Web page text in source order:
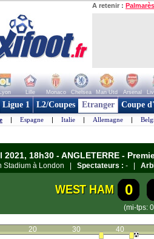
A retenir :
Lyon Lille Monaco Chelsea Man Utd Arsenal
Ligue 1 L2/Coupes Etranger Coupe
| Espagne | Italie | Allemagne |
2021, 18h30 - ANGLETERRE -
Stadium à London | Spectateurs : - |
WEST HAM 0
(mi-tps:
20 30 40